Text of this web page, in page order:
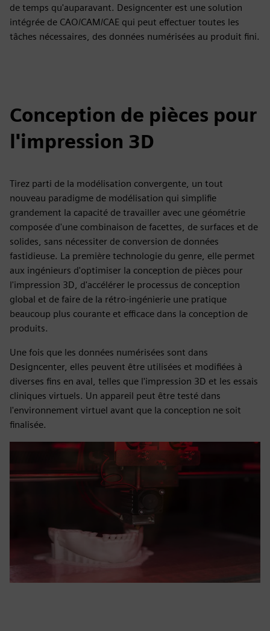
de temps qu'auparavant. Designcenter est une solution
intégrée de CAO/CAM/CAE qui peut effectuer toutes les
tâches nécessaires, des données numérisées au produit fini.
Conception de pièces pour
l'impression 3D
Tirez parti de la modélisation convergente, un tout
nouveau paradigme de modélisation qui simplifie
grandement la capacité de travailler avec une géométrie
composée d'une combinaison de facettes, de surfaces et de
solides, sans nécessiter de conversion de données
fastidieuse. La première technologie du genre, elle permet
aux ingénieurs d'optimiser la conception de pièces pour
l'impression 3D, d'accélérer le processus de conception
global et de faire de la rétro-ingénierie une pratique
beaucoup plus courante et efficace dans la conception de
produits.
Une fois que les données numérisées sont dans
Designcenter, elles peuvent être utilisées et modifiées à
diverses fins en aval, telles que l'impression 3D et les essais
cliniques virtuels. Un appareil peut être testé dans
l'environnement virtuel avant que la conception ne soit
finalisée.